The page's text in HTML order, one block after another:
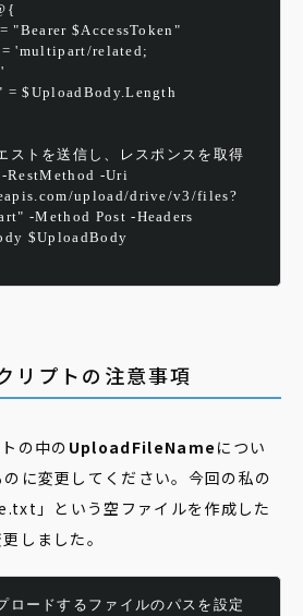
$AccessToken"
'multipart/related;
$UploadBody.Length
ストを送信し、レスポンスを取得
RestMethod -Uri
upload/drive/v3/files?
-Method Post -Headers
$UploadBody
プトの注意事項
の中の UploadFileName につい
に変更してください。今回の私の
」という空ファイルを作成した
しました。
ロードするファイルのパスを設定